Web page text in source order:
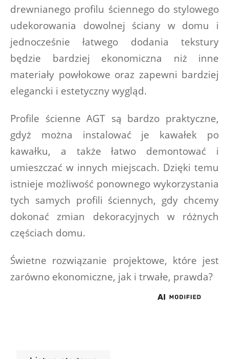
drewnianego profilu ściennego do stylowego
udekorowania dowolnej ściany w domu i
jednocześnie łatwego dodania tekstury
będzie bardziej ekonomiczna niż inne
materiały powłokowe oraz zapewni bardziej
elegancki i estetyczny wygląd.
Profile ścienne AGT są bardzo praktyczne,
gdyż można instalować je kawałek po
kawałku, a także łatwo demontować i
umieszczać w innych miejscach. Dzięki temu
istnieje możliwość ponownego wykorzystania
tych samych profili ściennych, gdy chcemy
dokonać zmian dekoracyjnych w różnych
częściach domu.
Świetne rozwiązanie projektowe, które jest
zarówno ekonomiczne, jak i trwałe, prawda?